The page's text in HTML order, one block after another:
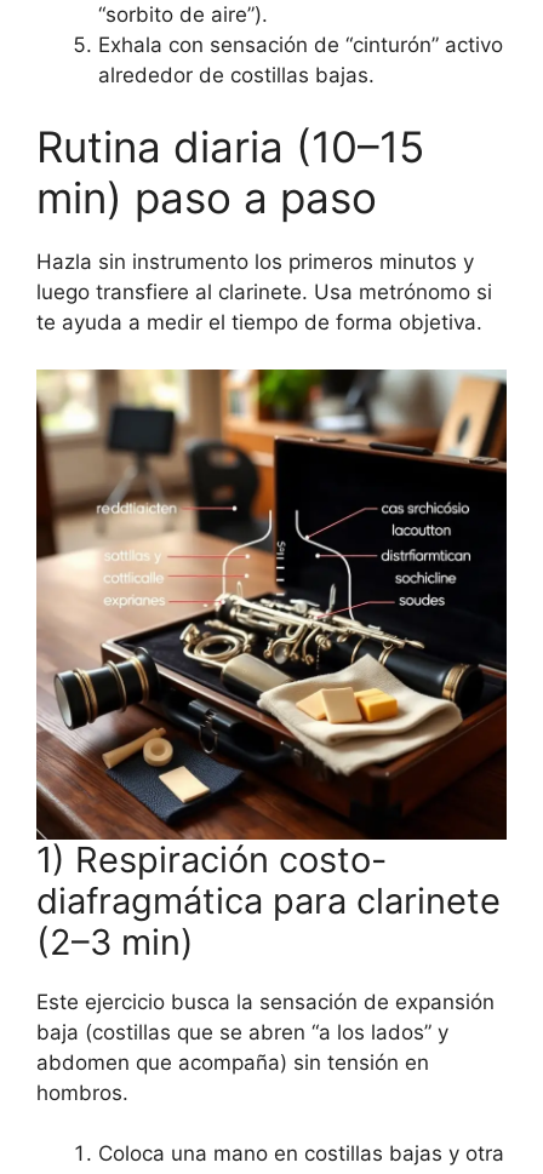
“sorbito de aire”).
Exhala con sensación de “cinturón” activo
alrededor de costillas bajas.
Rutina diaria (10–15
min) paso a paso
Hazla sin instrumento los primeros minutos y
luego transfiere al clarinete. Usa metrónomo si
te ayuda a medir el tiempo de forma objetiva.
1) Respiración costo-
diafragmática para clarinete
(2–3 min)
Este ejercicio busca la sensación de expansión
baja (costillas que se abren “a los lados” y
abdomen que acompaña) sin tensión en
hombros.
Coloca una mano en costillas bajas y otra